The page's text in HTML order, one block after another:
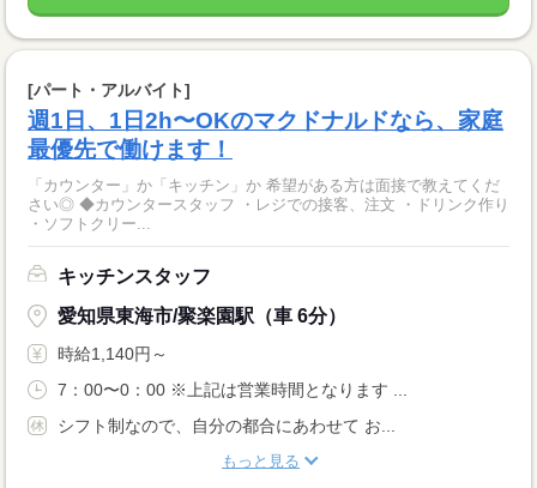
[パート・アルバイト]
週1日、1日2h〜OKのマクドナルドなら、家庭
最優先で働けます！
「カウンター」か「キッチン」か 希望がある方は面接で教えてくだ
さい◎ ◆カウンタースタッフ ・レジでの接客、注文 ・ドリンク作り
・ソフトクリー...
キッチンスタッフ
愛知県東海市/聚楽園駅（車 6分）
時給1,140円～
7：00〜0：00 ※上記は営業時間となります ...
シフト制なので、自分の都合にあわせて お...
もっと見る